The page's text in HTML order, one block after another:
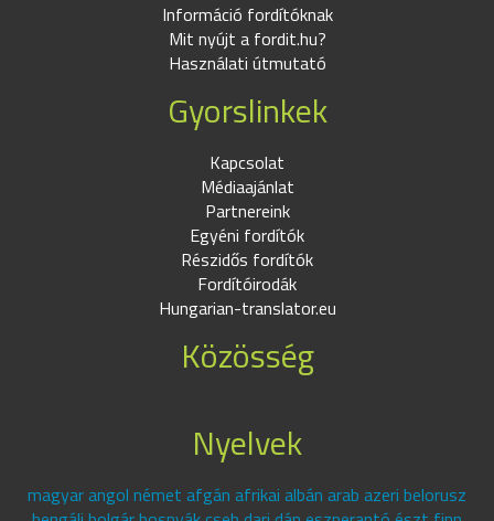
Információ fordítóknak
Mit nyújt a fordit.hu?
Használati útmutató
Gyorslinkek
Kapcsolat
Médiaajánlat
Partnereink
Egyéni fordítók
Részidős fordítók
Fordítóirodák
Hungarian-translator.eu
Közösség
Nyelvek
magyar angol német afgán afrikai albán arab azeri belorusz